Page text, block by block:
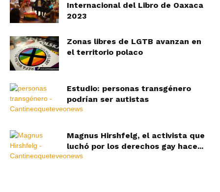
Internacional del Libro de Oaxaca
2023
Zonas libres de LGTB avanzan en
el territorio polaco
Estudio: personas transgénero
podrían ser autistas
Magnus Hirshfelg, el activista que
luchó por los derechos gay hace...